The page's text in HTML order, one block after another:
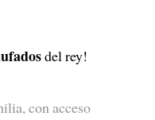
del rey!
con acceso